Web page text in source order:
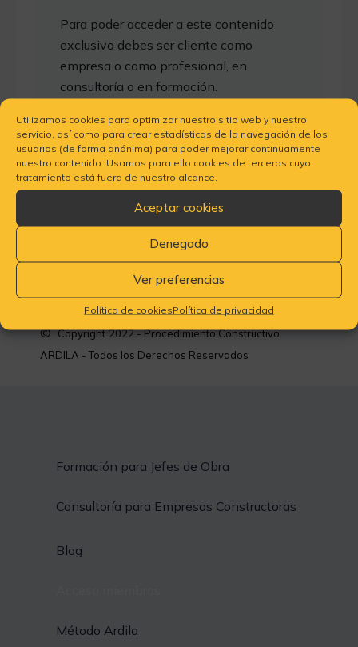
Utilizamos cookies para optimizar nuestro sitio web y nuestro
servicio, así como para crear estadísticas de la navegación de los
usuarios (de forma anónima) para poder mejorar continuamente
nuestro contenido. Usamos para ello cookies de terceros cuyo
tratamiento está fuera de nuestro alcance.
Aceptar cookies
Denegado
Ver preferencias
Política de cookiesPolítica de privacidad
Para poder acceder a este contenido
exclusivo debes ser cliente como
empresa o como profesional, en
consultoría o en formación.
Más información
Consultoría para constructoras
Más información
Escuela de Jefes de Obra PCA
©Copyright 2022 - Procedimiento Constructivo
ARDILA - Todos los Derechos Reservados
Formación para Jefes de Obra
Consultoría para Empresas Constructoras
Blog
Método Ardila